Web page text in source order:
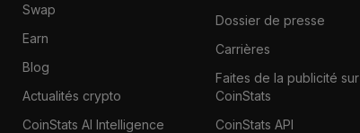
Swap
Earn
Blog
Actualités crypto
CoinStats AI Intelligence
Dossier de presse
Carrières
Faites de la publicité sur
CoinStats
CoinStats API